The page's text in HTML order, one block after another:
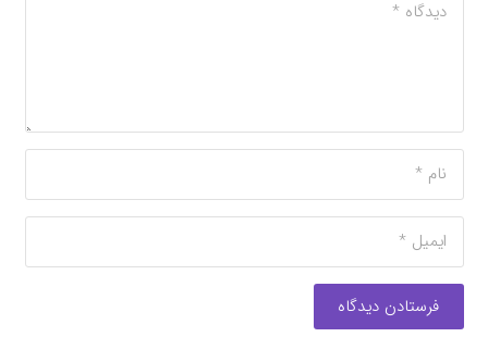
فرستادن دیدگاه